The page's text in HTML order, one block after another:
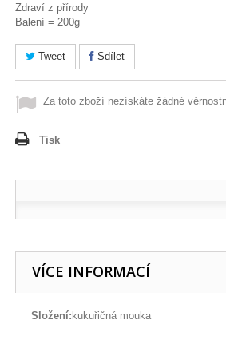
Zdraví z přírody
Balení = 200g
Tweet Sdílet
Za toto zboží nezískáte žádné
Tisk
VÍCE INFORMACÍ
Složení:kukuřičná mouka